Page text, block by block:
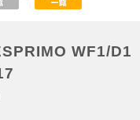
WF1/D1